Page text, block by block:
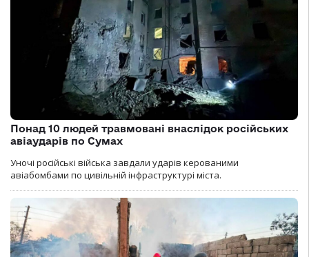
Понад 10 людей травмовані внаслідок російських
авіаударів по Сумах
Уночі російські війська завдали ударів керованими
авіабомбами по цивільній інфраструктурі міста.